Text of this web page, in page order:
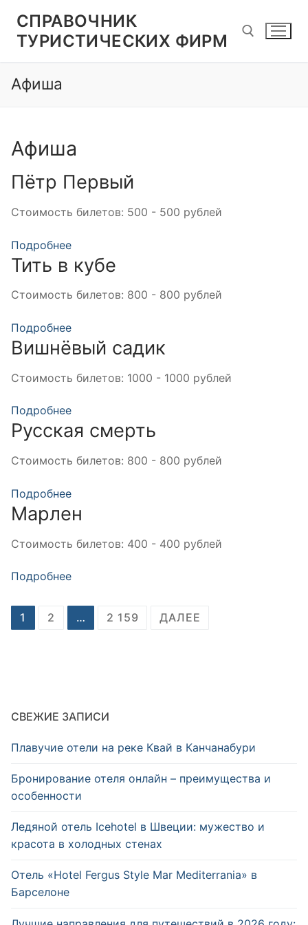
содержимому
СПРАВОЧНИК
ТУРИСТИЧЕСКИХ ФИРМ
Афиша
Афиша
Пётр Первый
Стоимость билетов: 500 - 500 рублей
Подробнее
Тить в кубе
Стоимость билетов: 800 - 800 рублей
Подробнее
Вишнёвый садик
Стоимость билетов: 1000 - 1000 рублей
Подробнее
Русская смерть
Стоимость билетов: 800 - 800 рублей
Подробнее
Марлен
Стоимость билетов: 400 - 400 рублей
Подробнее
Пагинация
1 2 … 2 159 ДАЛЕЕ
СВЕЖИЕ ЗАПИСИ
Плавучие отели на реке Квай в Канчанабури
Бронирование отеля онлайн – преимущества и
особенности
Ледяной отель Icehotel в Швеции: мужество и
красота в холодных стенах
Отель «Hotel Fergus Style Mar Mediterrаnia» в
Барселоне